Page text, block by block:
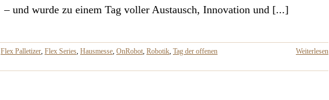
– und wurde zu einem Tag voller Austausch, Innovation und [...]
Flex Palletizer, Flex Series, Hausmesse, OnRobot, Robotik, Tag der offenen
Weiterlesen